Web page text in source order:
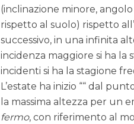
(inclinazione minore,
rispetto al suolo) rispetto
successivo, in una infinita
incidenza maggiore si ha la
incidenti si ha la stagione
L’estate ha inizio ““ dal
la massima altezza per un
fermo, con riferimento al